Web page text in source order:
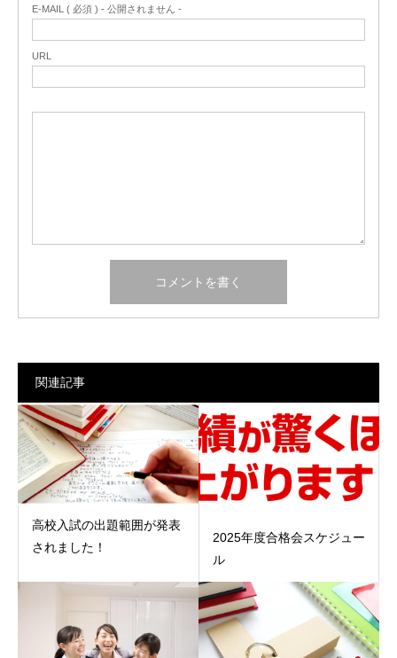
E-MAIL ( 必須 ) - 公開されません -
URL
関連記事
高校入試の出題範囲が発表
されました！
2025年度合格会スケジュー
ル